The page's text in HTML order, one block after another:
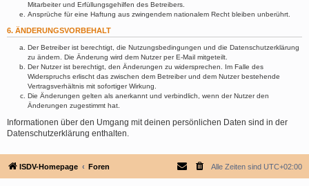
Mitarbeiter und Erfüllungsgehilfen des Betreibers.
Ansprüche für eine Haftung aus zwingendem nationalem Recht bleiben unberührt.
6. ÄNDERUNGSVORBEHALT
Der Betreiber ist berechtigt, die Nutzungsbedingungen und die Datenschutzerklärung
zu ändern. Die Änderung wird dem Nutzer per E-Mail mitgeteilt.
Der Nutzer ist berechtigt, den Änderungen zu widersprechen. Im Falle des
Widerspruchs erlischt das zwischen dem Betreiber und dem Nutzer bestehende
Vertragsverhältnis mit sofortiger Wirkung.
Die Änderungen gelten als anerkannt und verbindlich, wenn der Nutzer den
Änderungen zugestimmt hat.
Informationen über den Umgang mit deinen persönlichen Daten sind in der
Datenschutzerklärung enthalten.
ISDV-Homepage Foren Alle Zeiten sind UTC+02:00